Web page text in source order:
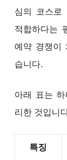
심의 코스로
적합하다는
예약 경쟁이
습니다.
아래 표는
리한 것입니
특징